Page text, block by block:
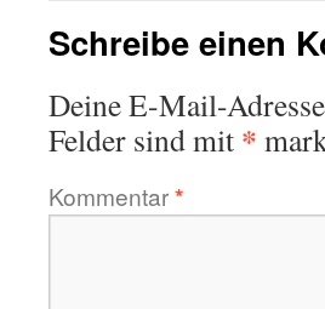
Schreibe einen
Deine E-Mail-
Felder sind mit *
Kommentar*